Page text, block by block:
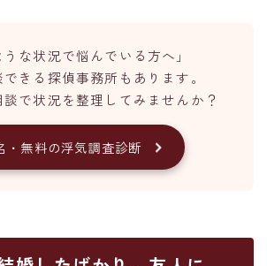
うな状況で悩んでいる方へ」
きる探偵事務所もあります。
談で状況を整理してみませんか？
・無料の浮気調査診断